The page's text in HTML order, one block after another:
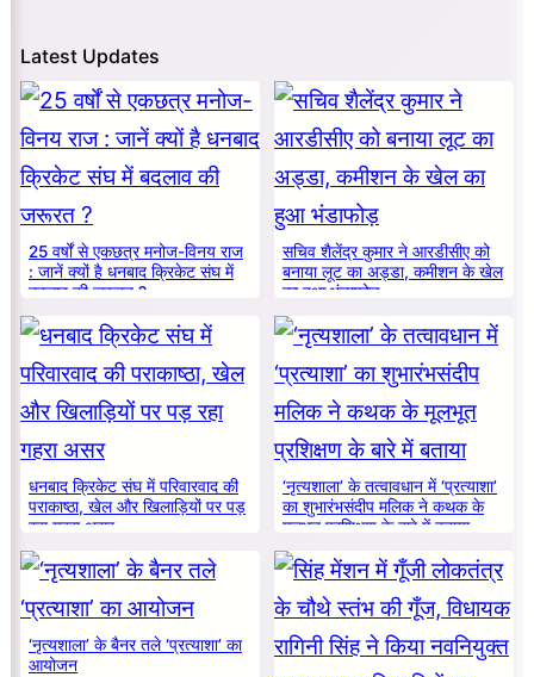
Latest Updates
25 वर्षों से एकछत्र मनोज-विनय राज
: जानें क्यों है धनबाद क्रिकेट संघ में
बदलाव की जरूरत ?
सचिव शैलेंद्र कुमार ने आरडीसीए को
बनाया लूट का अड्डा, कमीशन के खेल
का हुआ भंडाफोड़
धनबाद क्रिकेट संघ में परिवारवाद की
पराकाष्ठा, खेल और खिलाड़ियों पर पड़
रहा गहरा असर
‘नृत्यशाला’ के तत्वावधान में ‘प्रत्याशा’
का शुभारंभसंदीप मलिक ने कथक के
मूलभूत प्रशिक्षण के बारे में बताया
‘नृत्यशाला’ के बैनर तले ‘प्रत्याशा’ का
आयोजन